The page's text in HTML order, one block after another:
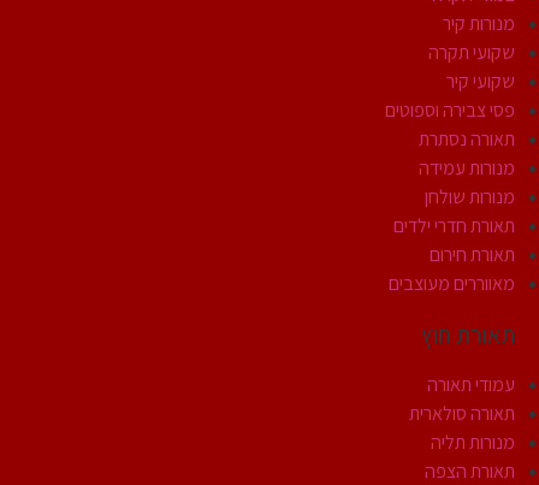
מנורות קיר
שקועי תקרה
שקועי קיר
פסי צבירה וספוטים
תאורה נסתרת
מנורות עמידה
מנורות שולחן
תאורת חדרי ילדים
תאורת חירום
מאווררים מעוצבים
תאורת חוץ
עמודי תאורה
תאורה סולארית
מנורות תליה
תאורת הצפה